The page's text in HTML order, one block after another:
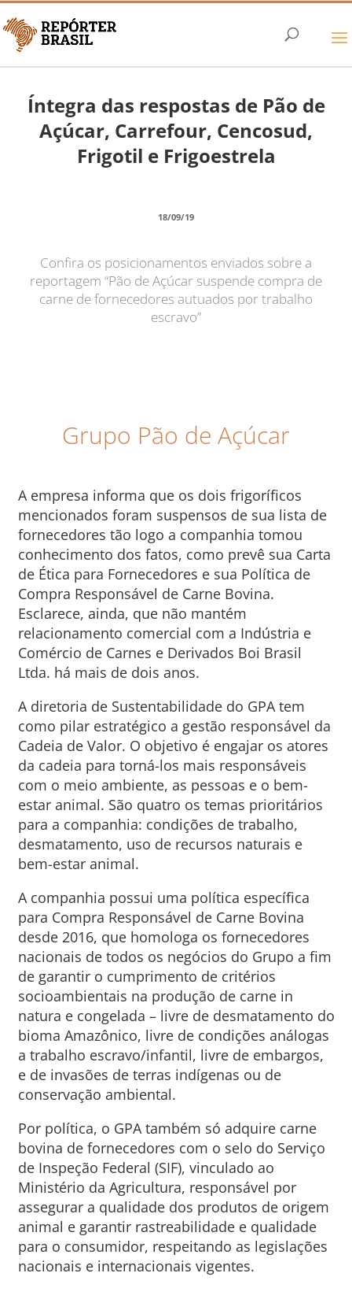
Íntegra das respostas de Pão de
Açúcar, Carrefour, Cencosud,
Frigotil e Frigoestrela
18/09/19
Confira os posicionamentos enviados sobre a
reportagem “Pão de Açúcar suspende compra de
carne de fornecedores autuados por trabalho
escravo”
Grupo Pão de Açúcar
A empresa informa que os dois frigoríficos
mencionados foram suspensos de sua lista de
fornecedores tão logo a companhia tomou
conhecimento dos fatos, como prevê sua Carta
de Ética para Fornecedores e sua Política de
Compra Responsável de Carne Bovina.
Esclarece, ainda, que não mantém
relacionamento comercial com a Indústria e
Comércio de Carnes e Derivados Boi Brasil
Ltda. há mais de dois anos.
A diretoria de Sustentabilidade do GPA tem
como pilar estratégico a gestão responsável da
Cadeia de Valor. O objetivo é engajar os atores
da cadeia para torná-los mais responsáveis
com o meio ambiente, as pessoas e o bem-
estar animal. São quatro os temas prioritários
para a companhia: condições de trabalho,
desmatamento, uso de recursos naturais e
bem-estar animal.
A companhia possui uma política específica
para Compra Responsável de Carne Bovina
desde 2016, que homologa os fornecedores
nacionais de todos os negócios do Grupo a fim
de garantir o cumprimento de critérios
socioambientais na produção de carne in
natura e congelada – livre de desmatamento do
bioma Amazônico, livre de condições análogas
a trabalho escravo/infantil, livre de embargos,
e de invasões de terras indígenas ou de
conservação ambiental.
Por política, o GPA também só adquire carne
bovina de fornecedores com o selo do Serviço
de Inspeção Federal (SIF), vinculado ao
Ministério da Agricultura, responsável por
assegurar a qualidade dos produtos de origem
animal e garantir rastreabilidade e qualidade
para o consumidor, respeitando as legislações
nacionais e internacionais vigentes.